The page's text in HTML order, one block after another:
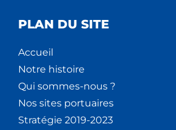
PLAN DU SITE
Accueil
Notre histoire
Qui sommes-nous ?
Nos sites portuaires
Stratégie 2019-2023